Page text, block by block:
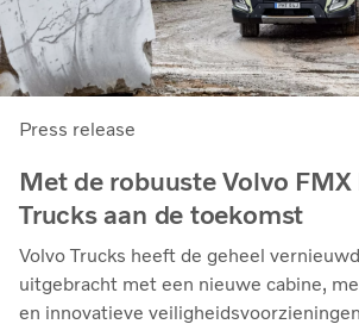
Press release
Met de robuuste Volvo
Trucks aan de toekomst
Volvo Trucks heeft de geheel
uitgebracht met een nieuwe cabine,
en innovatieve